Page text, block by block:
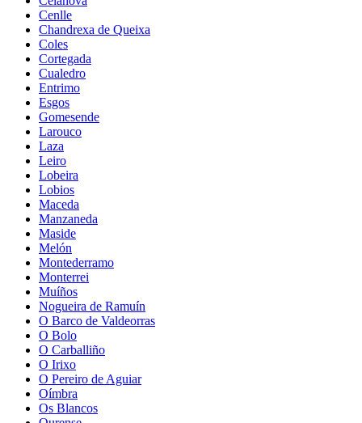
Cenlle
Chandrexa de Queixa
Coles
Cortegada
Cualedro
Entrimo
Esgos
Gomesende
Larouco
Laza
Leiro
Lobeira
Lobios
Maceda
Manzaneda
Maside
Melón
Montederramo
Monterrei
Muíños
Nogueira de Ramuín
O Barco de Valdeorras
O Bolo
O Carballiño
O Irixo
O Pereiro de Aguiar
Oímbra
Os Blancos